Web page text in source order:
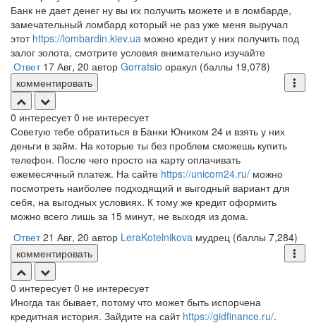
Банк не дает денег ну вы их получить можете и в ломбарде,
замечательный ломбард который не раз уже меня выручал
этот https://lombardin.kiev.ua можно кредит у них получить под
залог золота, смотрите условия внимательно изучайте
Ответ 17 Авг, 20 автор Gorratsio оракул (баллы 19,078)
комментировать
0 интересует 0 не интересует
Советую тебе обратиться в Банки Юником 24 и взять у них
деньги в займ. На которые ты без проблем сможешь купить
телефон. После чего просто на карту оплачивать
ежемесячный платеж. На сайте https://unicom24.ru/ можно
посмотреть наиболее подходящий и выгодный вариант для
себя, на выгодных условиях. К тому же кредит оформить
можно всего лишь за 15 минут, не выходя из дома.
Ответ 21 Авг, 20 автор LeraKotelnikova мудрец (баллы 7,284)
комментировать
0 интересует 0 не интересует
Иногда так бывает, потому что может быть испорчена
кредитная история. Зайдите на сайт https://gidfinance.ru/.